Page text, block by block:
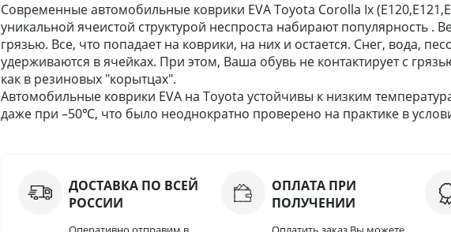
Современные автомобильные коврики EVA Toyota Corolla Ix
уникальной ячеистой структурой неспроста набирают популярность .
грязью. Все, что попадает на коврики, на них и остается. Снег, вода,
удерживаются в ячейках. При этом, Ваша обувь не контактирует с
как в резиновых "корытцах".
Автомобильные коврики EVA на Toyota устойчивы к низким
даже при –50℃, что было неоднократно проверено на практике в
ДОСТАВКА ПО ВСЕЙ
РОССИИ
ОПЛАТА ПРИ
ПОЛУЧЕНИИ